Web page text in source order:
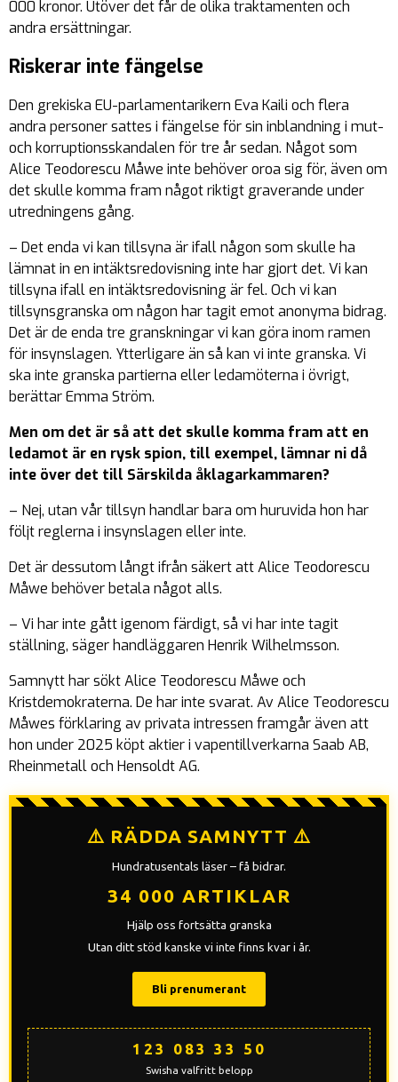
000 kronor. Utöver det får de olika traktamenten och
andra ersättningar.
Riskerar inte fängelse
Den grekiska EU-parlamentarikern Eva Kaili och flera
andra personer sattes i fängelse för sin inblandning i mut-
och korruptionsskandalen för tre år sedan. Något som
Alice Teodorescu Måwe inte behöver oroa sig för, även om
det skulle komma fram något riktigt graverande under
utredningens gång.
– Det enda vi kan tillsyna är ifall någon som skulle ha
lämnat in en intäktsredovisning inte har gjort det. Vi kan
tillsyna ifall en intäktsredovisning är fel. Och vi kan
tillsynsgranska om någon har tagit emot anonyma bidrag.
Det är de enda tre granskningar vi kan göra inom ramen
för insynslagen. Ytterligare än så kan vi inte granska. Vi
ska inte granska partierna eller ledamöterna i övrigt,
berättar Emma Ström.
Men om det är så att det skulle komma fram att en
ledamot är en rysk spion, till exempel, lämnar ni då
inte över det till Särskilda åklagarkammaren?
– Nej, utan vår tillsyn handlar bara om huruvida hon har
följt reglerna i insynslagen eller inte.
Det är dessutom långt ifrån säkert att Alice Teodorescu
Måwe behöver betala något alls.
– Vi har inte gått igenom färdigt, så vi har inte tagit
ställning, säger handläggaren Henrik Wilhelmsson.
Samnytt har sökt Alice Teodorescu Måwe och
Kristdemokraterna. De har inte svarat. Av Alice Teodorescu
Måwes förklaring av privata intressen framgår även att
hon under 2025 köpt aktier i vapentillverkarna Saab AB,
Rheinmetall och Hensoldt AG.
⚠️ RÄDDA SAMNYTT ⚠️
Hundratusentals läser – få bidrar.
34 000 ARTIKLAR
Hjälp oss fortsätta granska
Utan ditt stöd kanske vi inte finns kvar i år.
Bli prenumerant
123 083 33 50
Swisha valfritt belopp